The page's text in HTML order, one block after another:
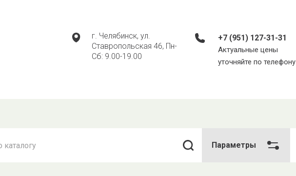
г. Челябинск, ул.
Ставропольская 46, Пн-
Сб: 9.00-19.00
+7 (951) 127-31-31
Актуальные цены
уточняйте по телефону
Параметры